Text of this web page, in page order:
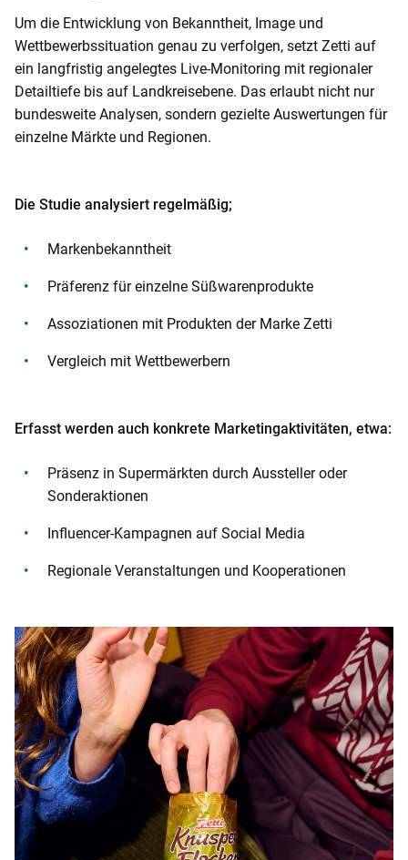
Um die Entwicklung von Bekanntheit, Image und
Wettbewerbssituation genau zu verfolgen, setzt Zetti auf
ein langfristig angelegtes Live-Monitoring mit regionaler
Detailtiefe bis auf Landkreisebene. Das erlaubt nicht nur
bundesweite Analysen, sondern gezielte Auswertungen für
einzelne Märkte und Regionen.
Die Studie analysiert regelmäßig;
Markenbekanntheit
Präferenz für einzelne Süßwarenprodukte
Assoziationen mit Produkten der Marke Zetti
Vergleich mit Wettbewerbern
Erfasst werden auch konkrete Marketingaktivitäten, etwa:
Präsenz in Supermärkten durch Aussteller oder
Sonderaktionen
Influencer-Kampagnen auf Social Media
Regionale Veranstaltungen und Kooperationen